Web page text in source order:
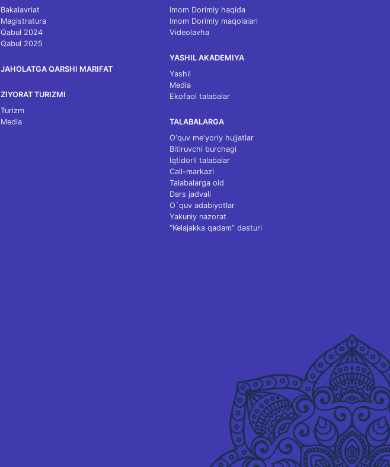
Bakalavriat
Magistratura
Qabul 2024
Qabul 2025
JAHOLATGA QARSHI MARIFAT
ZIYORAT TURIZMI
Turizm
Media
Imom Dorimiy haqida
Imom Dorimiy maqolalari
Videolavha
YASHIL AKADEMIYA
Yashil
Media
Ekofaol talabalar
TALABALARGA
O‘quv me'yoriy hujjatlar
Bitiruvchi burchagi
Iqtidorli talabalar
Call-markazi
Talabalarga oid
Dars jadvali
O`quv adabiyotlar
Yakuniy nazorat
“Kelajakka qadam” dasturi